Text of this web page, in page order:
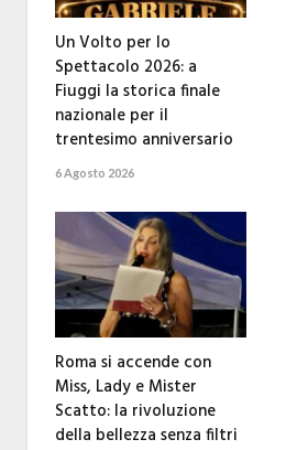
Un Volto per lo
Spettacolo 2026: a
Fiuggi la storica finale
nazionale per il
trentesimo anniversario
6 Agosto 2026
Roma si accende con
Miss, Lady e Mister
Scatto: la rivoluzione
della bellezza senza filtri